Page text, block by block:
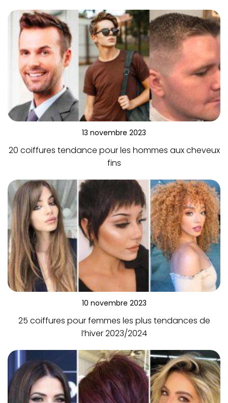
13 novembre 2023
20 coiffures tendance pour les hommes aux cheveux
fins
10 novembre 2023
25 coiffures pour femmes les plus tendances de
l’hiver 2023/2024